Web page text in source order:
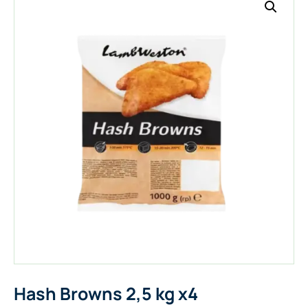
Hash Browns 2,5 kg x4